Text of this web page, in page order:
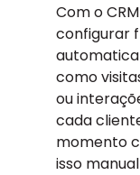
Com o
configurar
como
ou
cada
momento
isso